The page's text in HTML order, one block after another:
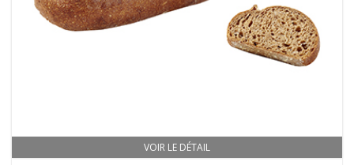
VOIR LE DÉTAIL